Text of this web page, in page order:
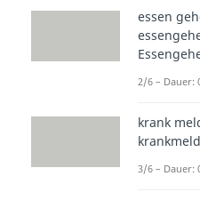
essen
2/6 – Dauer:
krank
3/6 – Dauer: